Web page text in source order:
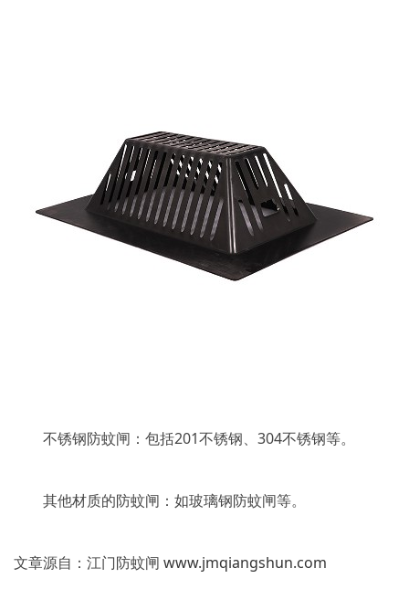
不锈钢防蚊闸：包括201不锈钢、304不锈钢等。
其他材质的防蚊闸：如玻璃钢防蚊闸等。
文章源自：江门防蚊闸 www.jmqiangshun.com